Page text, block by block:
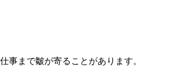
事まで皺が寄ることがあります。